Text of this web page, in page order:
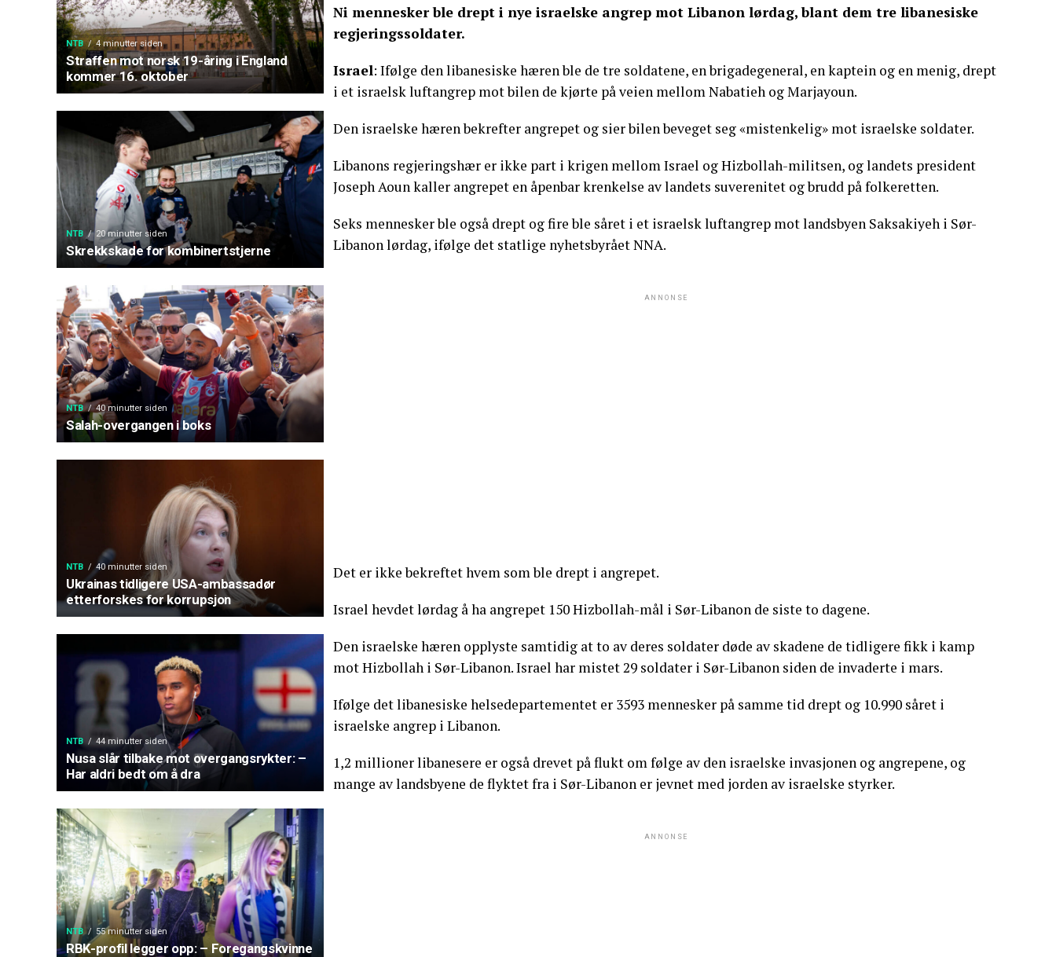
NTB 4 minutter siden
Straffen mot norsk 19-åring i England
kommer 16. oktober
NTB 20 minutter siden
Skrekkskade for kombinertstjerne
NTB 40 minutter siden
Salah-overgangen i boks
NTB 40 minutter siden
Ukrainas tidligere USA-ambassadør
etterforskes for korrupsjon
NTB 44 minutter siden
Nusa slår tilbake mot overgangsrykter: –
Har aldri bedt om å dra
NTB 55 minutter siden
RBK-profil legger opp: – Foregangskvinne
Ni mennesker ble drept i nye israelske angrep mot Libanon lørdag, blant dem tre libanesiske
regjeringssoldater.
Israel: Ifølge den libanesiske hæren ble de tre soldatene, en brigadegeneral, en kaptein og en menig, drept
i et israelsk luftangrep mot bilen de kjørte på veien mellom Nabatieh og Marjayoun.
Den israelske hæren bekrefter angrepet og sier bilen beveget seg «mistenkelig» mot israelske soldater.
Libanons regjeringshær er ikke part i krigen mellom Israel og Hizbollah-militsen, og landets president
Joseph Aoun kaller angrepet en åpenbar krenkelse av landets suverenitet og brudd på folkeretten.
Seks mennesker ble også drept og fire ble såret i et israelsk luftangrep mot landsbyen Saksakiyeh i Sør-
Libanon lørdag, ifølge det statlige nyhetsbyrået NNA.
ANNONSE
Det er ikke bekreftet hvem som ble drept i angrepet.
Israel hevdet lørdag å ha angrepet 150 Hizbollah-mål i Sør-Libanon de siste to dagene.
Den israelske hæren opplyste samtidig at to av deres soldater døde av skadene de tidligere fikk i kamp
mot Hizbollah i Sør-Libanon. Israel har mistet 29 soldater i Sør-Libanon siden de invaderte i mars.
Ifølge det libanesiske helsedepartementet er 3593 mennesker på samme tid drept og 10.990 såret i
israelske angrep i Libanon.
1,2 millioner libanesere er også drevet på flukt om følge av den israelske invasjonen og angrepene, og
mange av landsbyene de flyktet fra i Sør-Libanon er jevnet med jorden av israelske styrker.
ANNONSE